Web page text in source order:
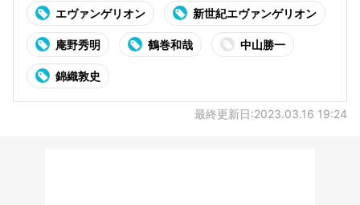
エヴァンゲリオン 新世紀エヴァンゲリオン
庵野秀明 鶴巻和哉 中山勝一
錦織敦史
最終更新日:2023.03.16 19:24